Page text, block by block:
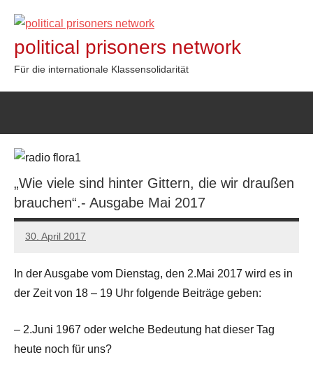
Inhalt
springen
political prisoners network
Für die internationale Klassensolidarität
„Wie viele sind hinter Gittern, die wir draußen
brauchen“.- Ausgabe Mai 2017
30. April 2017
admin
In der Ausgabe vom Dienstag, den 2.Mai 2017 wird es in
der Zeit von 18 – 19 Uhr folgende Beiträge geben:
– 2.Juni 1967 oder welche Bedeutung hat dieser Tag
heute noch für uns?